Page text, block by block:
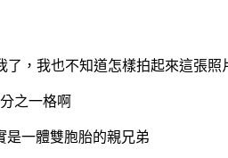
了，我也不知道怎樣拍起來這張照
之一格啊
是一體雙胞胎的親兄弟